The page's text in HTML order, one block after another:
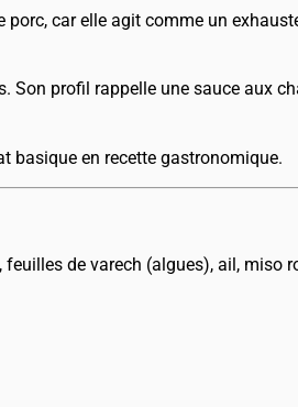
car elle agit comme un
Son profil rappelle une sauce aux
basique en recette gastronomique.
feuilles de varech (algues), ail, miso